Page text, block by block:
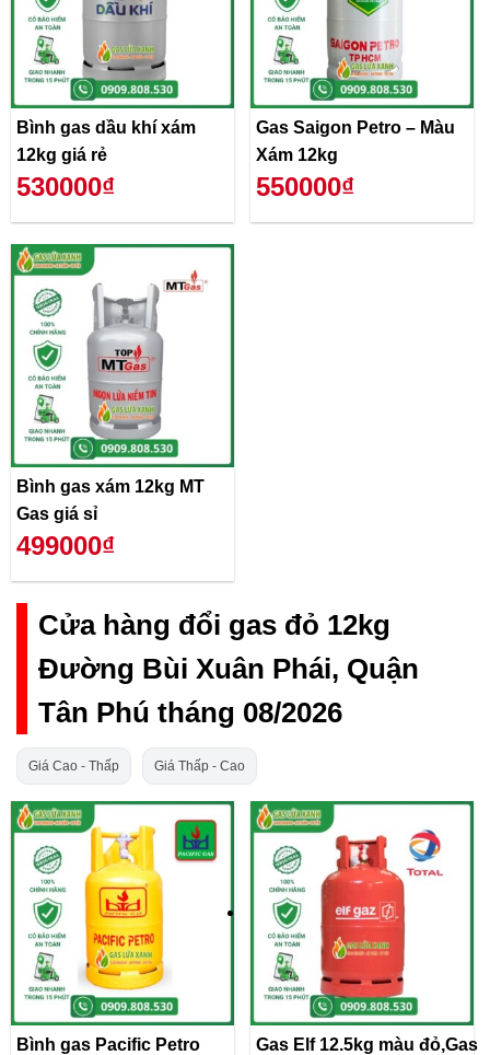
Bình gas dầu khí xám
12kg giá rẻ
530000₫
Gas Saigon Petro – Màu
Xám 12kg
550000₫
Bình gas xám 12kg MT
Gas giá sỉ
499000₫
Cửa hàng đổi gas đỏ 12kg
Đường Bùi Xuân Phái, Quận
Tân Phú tháng 08/2026
Giá Cao - Thấp Giá Thấp - Cao
Bình gas Pacific Petro
Gas Elf 12.5kg màu đỏ,Gas